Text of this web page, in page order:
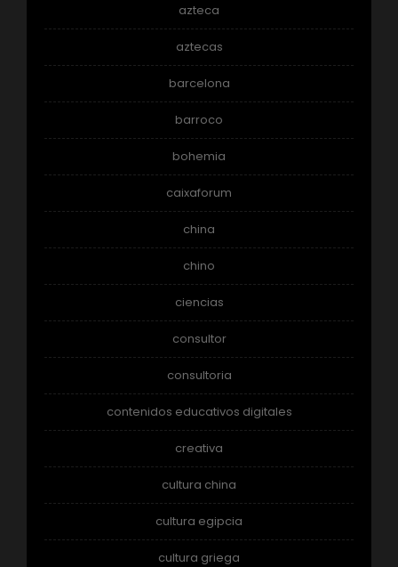
azteca
aztecas
barcelona
barroco
bohemia
caixaforum
china
chino
ciencias
consultor
consultoria
contenidos educativos digitales
creativa
cultura china
cultura egipcia
cultura griega